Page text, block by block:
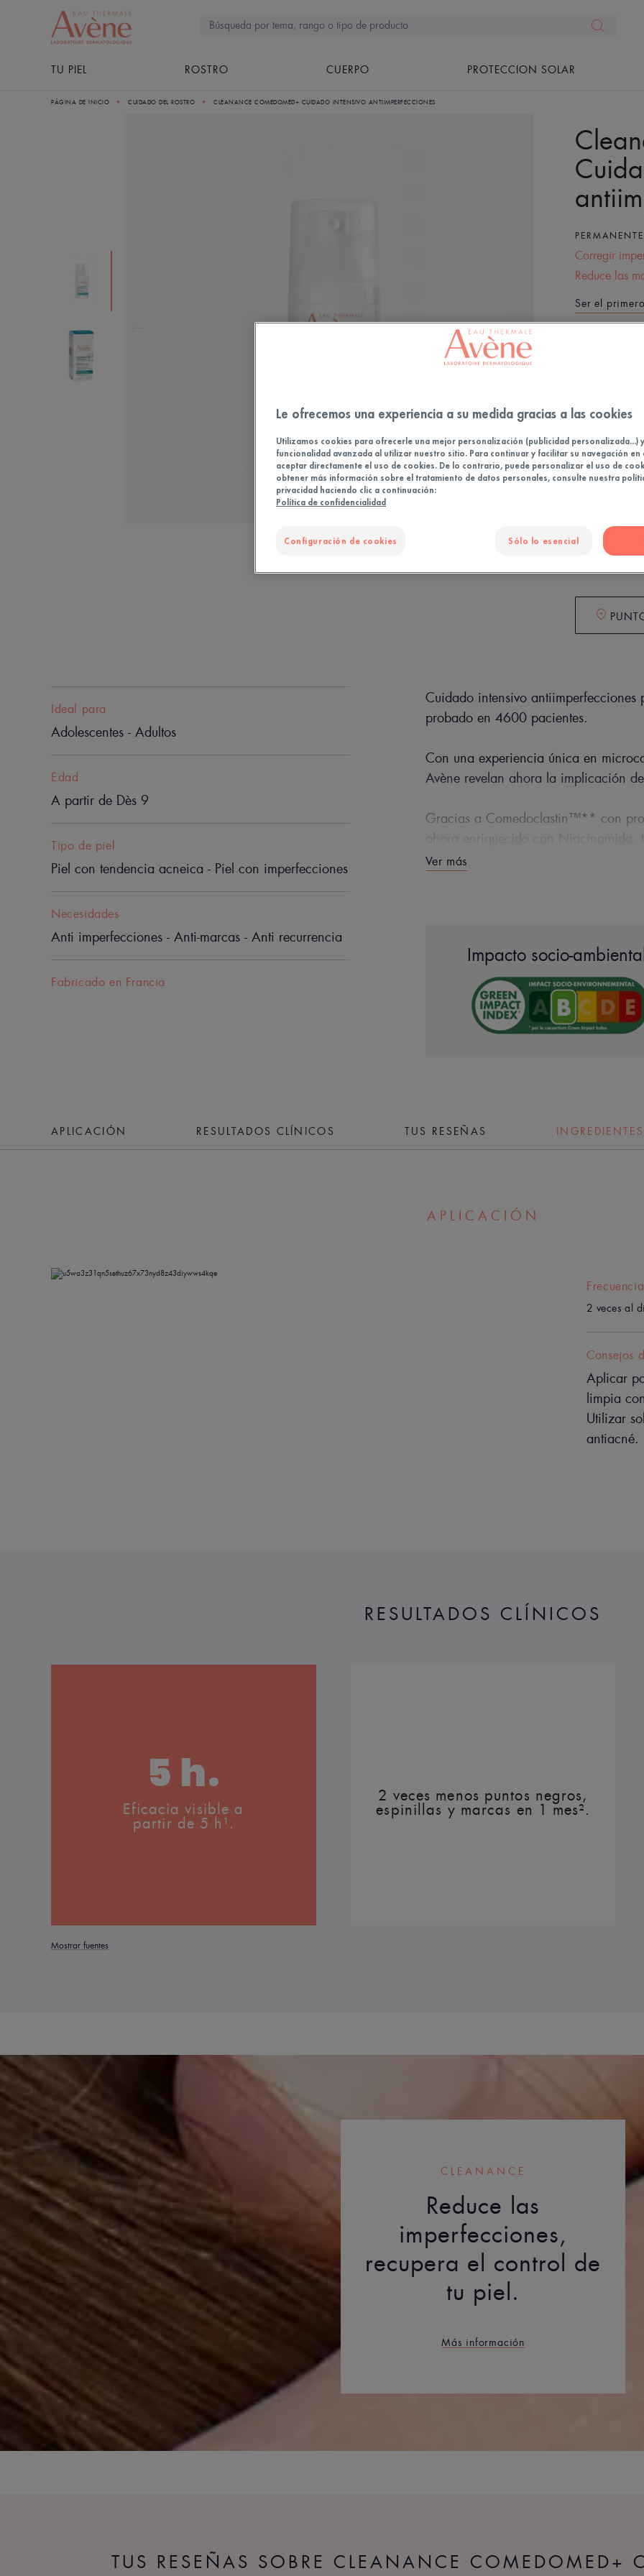
TU PIEL ROSTRO CUERPO PROTECCION SOLAR
PÁGINA DE INICIO CUIDADO DEL ROSTRO CLEANANCE COMEDOMED+ CUIDADO INTENSIVO ANTIIMPERFECCIONES
PERMANENTE
Corregir
Reduce las
Ser el
Una
pacientes
Cuidado
la raíz,
Ideal para
Adolescentes - Adultos
Edad
A partir de Dès 9
Tipo de piel
Piel con tendencia acneica - Piel con imperfecciones
Necesidades
Anti imperfecciones - Anti-marcas - Anti recurrencia
Fabricado en Francia
Cuidado intensivo
probado en 4600 pacientes.
Con una experiencia única en
Avène revelan ahora la implicación
Gracias a Comedoclastin™** con
manchas desde la raíz. Reduce
imperfecciones.
- 4 % de Niacinamida: mejora el
Con Agua termal de Avène calmante.
Un gel ligero en textura de crema,
microcomedones para
en todas las
- Mantiene los beneficios de los
tolerancia cutánea.
Aroma del contenido
El aroma a alcohol, debido al proceso de
* Limita la reaparición de las imperfecciones.
Ver más
Impacto socio-
APLICACIÓN RESULTADOS CLÍNICOS TUS RESEÑAS INGREDIENTES
APLICACIÓN
2 veces al
Consejos
Aplicar
limpia
Utilizar
antiacné.
RESULTADOS CLÍNICOS
5 h.
Eficacia visible a
partir de 5 h¹.
2 veces menos puntos negros,
espinillas y marcas en 1 mes².
Mostrar fuentes
CLEANANCE
Reduce las
imperfecciones,
recupera el control de
tu piel.
Más información
TUS RESEÑAS SOBRE CLEANANCE COMEDOMED+
Le ofrecemos una experiencia a su medida gracias a las cookies
Utilizamos cookies para ofrecerle una mejor personalización (publicidad personalizada...)
funcionalidad avanzada al utilizar nuestro sitio. Para continuar y facilitar su navegación en
aceptar directamente el uso de cookies. De lo contrario, puede personalizar el uso de
obtener más información sobre el tratamiento de datos personales, consulte nuestra
privacidad haciendo clic a continuación:
Política de confidencialidad
Configuración de cookies Sólo lo esencial